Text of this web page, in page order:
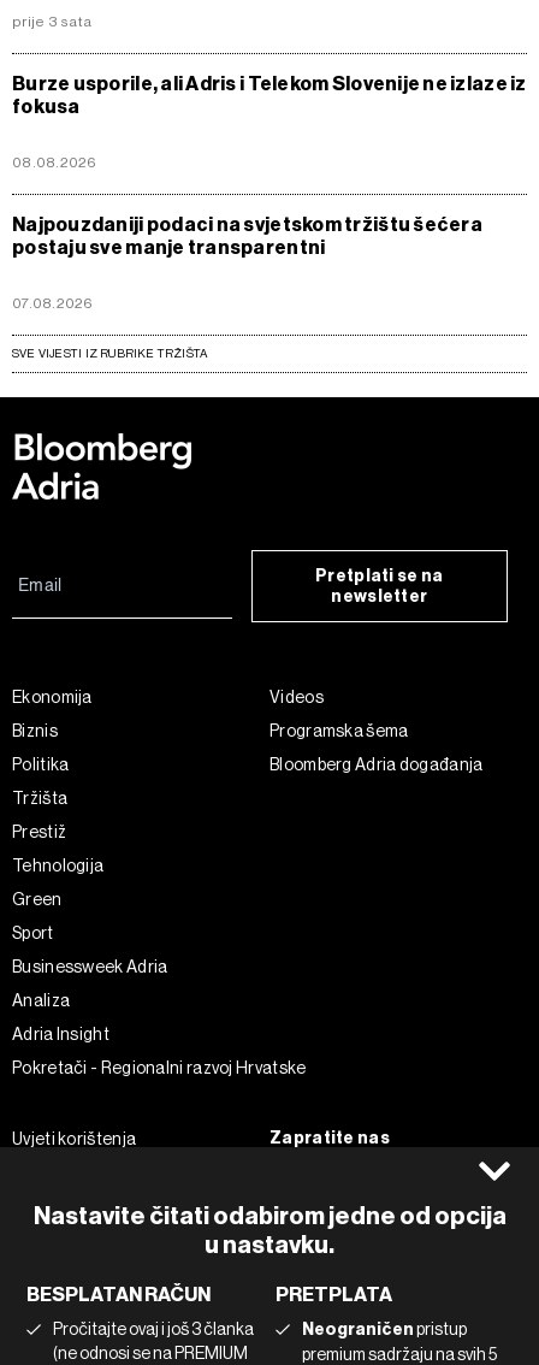
prije 3 sata
Burze usporile, ali Adris i Telekom Slovenije ne izlaze iz
fokusa
08.08.2026
Najpouzdaniji podaci na svjetskom tržištu šećera
postaju sve manje transparentni
07.08.2026
SVE VIJESTI IZ RUBRIKE TRŽIŠTA
Nastavite čitati odabirom jedne od opcija
u nastavku.
BESPLATAN RAČUN
Pročitajte ovaj i još 3 članka
(ne odnosi se na PREMIUM
PRETPLATA
Neograničenpristup
premium sadržaju na svih 5
Pretplati se na
newsletter
Ekonomija
Biznis
Politika
Tržišta
Prestiž
Tehnologija
Green
Sport
Businessweek Adria
Analiza
Adria Insight
Pokretači - Regionalni razvoj Hrvatske
Videos
Programska šema
Bloomberg Adria događanja
Uvjeti korištenja
Politika kolačića
Korištenje umjetne inteligencije
Zapratite nas
Instagram
Twitter
Tiktok